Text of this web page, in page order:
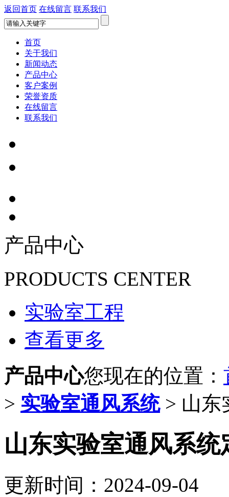
返回首页 在线留言 联系我们
首页
关于我们
新闻动态
产品中心
客户案例
荣誉资质
在线留言
联系我们
产品中心
PRODUCTS CENTER
实验室工程
查看更多
产品中心您现在的位置：
> 实验室通风系统> 山东
山东实验室通风系统
更新时间：2024-09-04